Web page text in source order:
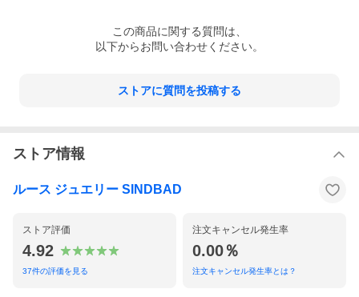
7月の誕生石「ルビー」
グ。
日本製／送料無料／ギフトラッピング＆メッセージカード
付き。
この商品に関する質問は、
以下からお問い合わせください。
ストアに質問を投稿する
ストア情報
ルース ジュエリー SINDBAD
ストア評価
4.92
37件の評価を見る
注文キャンセル発生率
0.00％
注文キャンセル発生率とは？